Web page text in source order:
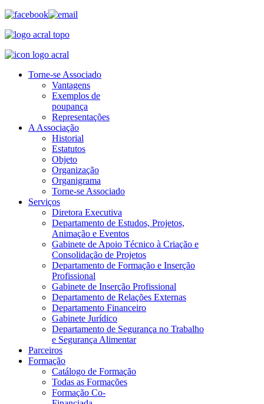
Torne-se Associado
Vantagens
Exemplos de
poupança
Representações
A Associação
Historial
Estatutos
Objeto
Organização
Organigrama
Torne-se Associado
Serviços
Diretora Executiva
Departamento de Estudos, Projetos,
Animação e Eventos
Gabinete de Apoio Técnico à Criação e
Consolidação de Projetos
Departamento de Formação e Inserção
Profissional
Gabinete de Inserção Profissional
Departamento de Relações Externas
Departamento Financeiro
Gabinete Jurídico
Departamento de Segurança no Trabalho
e Segurança Alimentar
Parceiros
Formação
Catálogo de Formação
Todas as Formações
Formação Co-